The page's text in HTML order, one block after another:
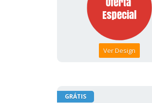
Ver Design
GRÁTIS